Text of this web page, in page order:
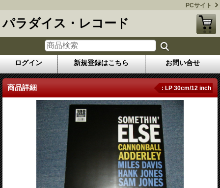
PCサイト
パラダイス・レコード
ログイン 新規登録はこちら お問い合せ
商品詳細 : LP 30cm/12 inch